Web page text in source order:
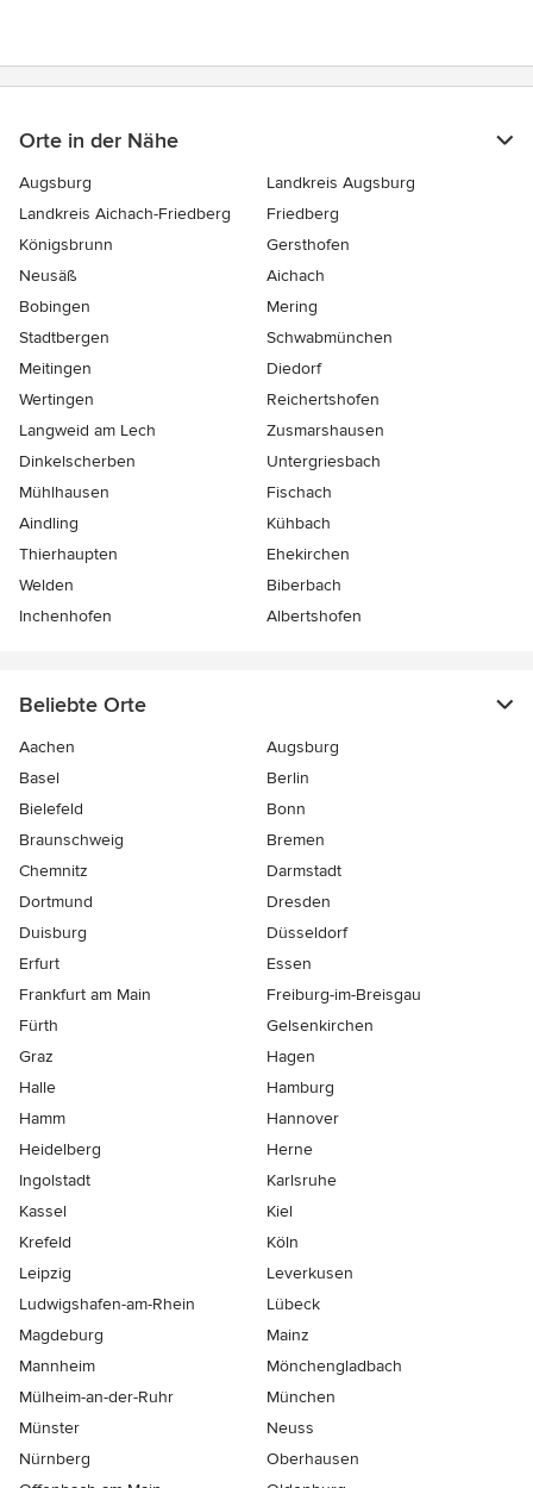
Orte in der Nähe
Augsburg
Landkreis Augsburg
Landkreis Aichach-Friedberg
Friedberg
Königsbrunn
Gersthofen
Neusäß
Aichach
Bobingen
Mering
Stadtbergen
Schwabmünchen
Meitingen
Diedorf
Wertingen
Reichertshofen
Langweid am Lech
Zusmarshausen
Dinkelscherben
Untergriesbach
Mühlhausen
Fischach
Aindling
Kühbach
Thierhaupten
Ehekirchen
Welden
Biberbach
Inchenhofen
Albertshofen
Beliebte Orte
Aachen
Augsburg
Basel
Berlin
Bielefeld
Bonn
Braunschweig
Bremen
Chemnitz
Darmstadt
Dortmund
Dresden
Duisburg
Düsseldorf
Erfurt
Essen
Frankfurt am Main
Freiburg-im-Breisgau
Fürth
Gelsenkirchen
Graz
Hagen
Halle
Hamburg
Hamm
Hannover
Heidelberg
Herne
Ingolstadt
Karlsruhe
Kassel
Kiel
Krefeld
Köln
Leipzig
Leverkusen
Ludwigshafen-am-Rhein
Lübeck
Magdeburg
Mainz
Mannheim
Mönchen­gladbach
Mülheim-an-der-Ruhr
München
Münster
Neuss
Nürnberg
Oberhausen